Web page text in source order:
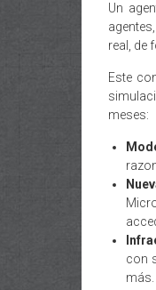
Un
real, de
Este
meses:
con
más.